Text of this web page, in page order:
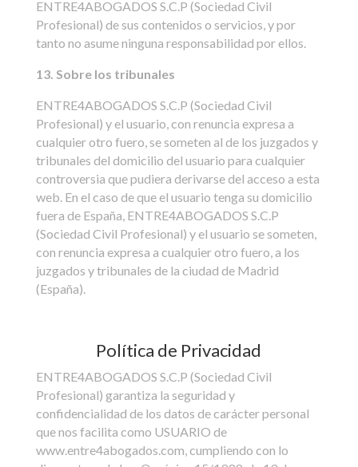
ENTRE4ABOGADOS S.C.P (Sociedad Civil
Profesional) de sus contenidos o servicios, y por
tanto no asume ninguna responsabilidad por ellos.
13. Sobre los tribunales
ENTRE4ABOGADOS S.C.P (Sociedad Civil
Profesional) y el usuario, con renuncia expresa a
cualquier otro fuero, se someten al de los juzgados y
tribunales del domicilio del usuario para cualquier
controversia que pudiera derivarse del acceso a esta
web. En el caso de que el usuario tenga su domicilio
fuera de España, ENTRE4ABOGADOS S.C.P
(Sociedad Civil Profesional) y el usuario se someten,
con renuncia expresa a cualquier otro fuero, a los
juzgados y tribunales de la ciudad de Madrid
(España).
Política de Privacidad
ENTRE4ABOGADOS S.C.P (Sociedad Civil
Profesional) garantiza la seguridad y
confidencialidad de los datos de carácter personal
que nos facilita como USUARIO de
www.entre4abogados.com, cumpliendo con lo